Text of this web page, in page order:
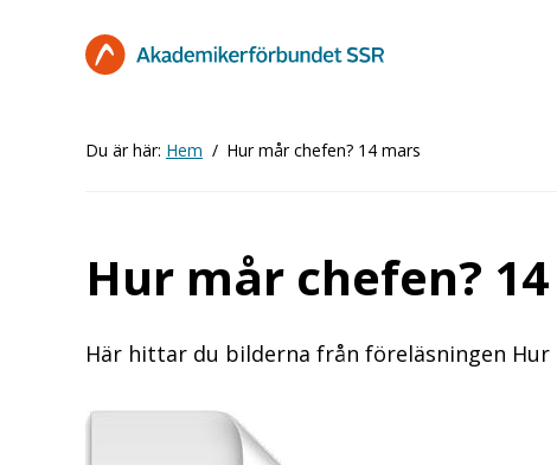
Du är här: Hem Hur mår chefen? 14 mars
Hur mår chefen?
Här hittar du bilderna från föreläsningen Hur